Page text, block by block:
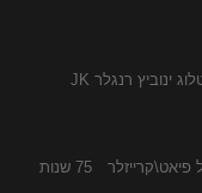
קטלוג ינוביץ רנגלר JK
פיאט\קרייזלר
75 שנות